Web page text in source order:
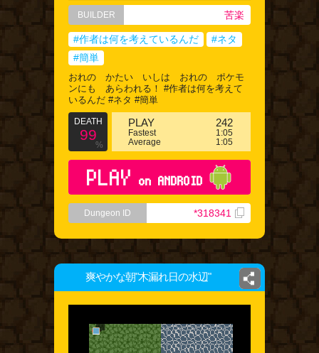
BUILDER 苦楽
#作者は何を考えているんだ
#ネタ
#簡単
おれの かたい いしは おれの ポケモ
ンにも あらわれる！ #作者は何を考えて
いるんだ #ネタ #簡単
DEATH
99
%
PLAY 242
Fastest
1:05
Average
1:05
PLAY on ANDROID
Dungeon ID *318341
爽やかな朝"木漏れ日の水辺"